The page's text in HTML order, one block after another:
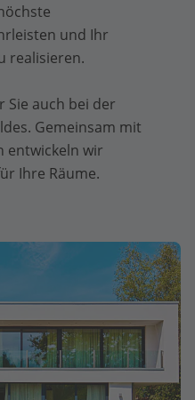
und Ihr
realisieren.
Sie auch bei der
Gemeinsam mit
entwickeln wir
Ihre Räume.